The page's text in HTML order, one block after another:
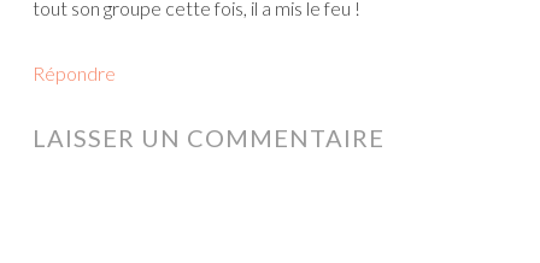
tout son groupe cette fois, il a mis le feu !
Répondre
LAISSER UN COMMENTAIRE